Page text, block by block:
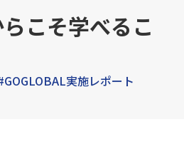
こそ学べるこ
実施レポート